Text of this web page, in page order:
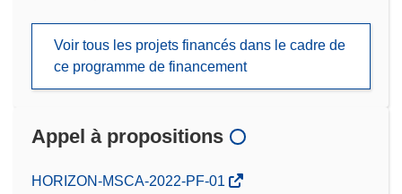
Voir tous les projets financés dans le cadre de
ce programme de financement
Appel à propositions
(s’ouvre
HORIZON-MSCA-2022-PF-01